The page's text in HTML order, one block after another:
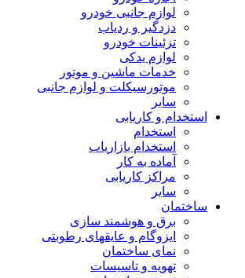
لوازم جانبی خودرو
دزدگیر و ردیاب
تزئینات خودرو
لوازم یدکی
خدمات ماشین و موتور
موتورسیکلت و لوازم جانبی
سایر
استخدام و کاریابی
استخدام
استخدام بازاریاب
آماده به کار
مراکز کاریابی
سایر
ساختمان
برق و هوشمند سازی
ایزوگام و عایقهای رطوبتی
نمای ساختمان
تهویه و تاسیسات